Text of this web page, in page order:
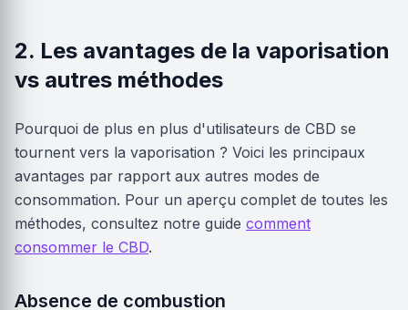
2. Les avantages de la vaporisation
vs autres méthodes
Pourquoi de plus en plus d'utilisateurs de CBD se
tournent vers la vaporisation ? Voici les principaux
avantages par rapport aux autres modes de
consommation. Pour un aperçu complet de toutes les
méthodes, consultez notre guide comment
consommer le CBD.
Absence de combustion